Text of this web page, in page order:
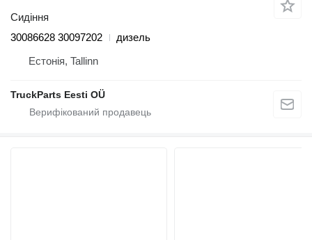
Сидіння
30086628 30097202
дизель
Естонія, Tallinn
TruckParts Eesti OÜ